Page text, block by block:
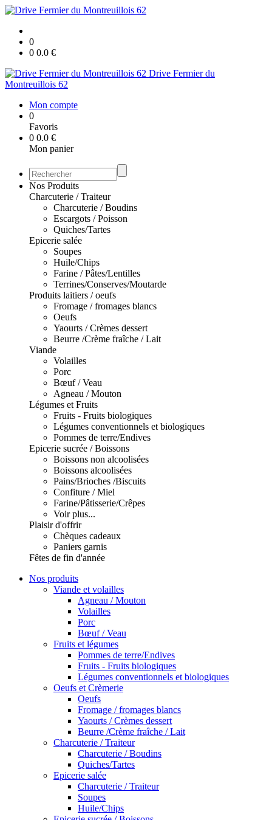
0
0 0.0 €
Drive Fermier du
Montreuillois 62
Mon compte
0
Favoris
0 0.0 €
Mon panier
Nos Produits
Charcuterie / Traiteur
Charcuterie / Boudins
Escargots / Poisson
Quiches/Tartes
Epicerie salée
Soupes
Huile/Chips
Farine / Pâtes/Lentilles
Terrines/Conserves/Moutarde
Produits laitiers / oeufs
Fromage / fromages blancs
Oeufs
Yaourts / Crèmes dessert
Beurre /Crème fraîche / Lait
Viande
Volailles
Porc
Bœuf / Veau
Agneau / Mouton
Légumes et Fruits
Fruits - Fruits biologiques
Légumes conventionnels et biologiques
Pommes de terre/Endives
Epicerie sucrée / Boissons
Boissons non alcoolisées
Boissons alcoolisées
Pains/Brioches /Biscuits
Confiture / Miel
Farine/Pâtisserie/Crêpes
Voir plus...
Plaisir d'offrir
Chèques cadeaux
Paniers garnis
Fêtes de fin d'année
Nos produits
Viande et volailles
Agneau / Mouton
Volailles
Porc
Bœuf / Veau
Fruits et légumes
Pommes de terre/Endives
Fruits - Fruits biologiques
Légumes conventionnels et biologiques
Oeufs et Crèmerie
Oeufs
Fromage / fromages blancs
Yaourts / Crèmes dessert
Beurre /Crème fraîche / Lait
Charcuterie / Traiteur
Charcuterie / Boudins
Quiches/Tartes
Epicerie salée
Charcuterie / Traiteur
Soupes
Huile/Chips